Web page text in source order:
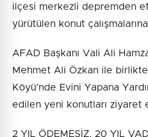
ilçesi merkezli depremden
yürütülen konut
AFAD Başkanı Vali Ali
Mehmet Ali Özkan ile birlikte
Köyü’nde Evini Yapana
edilen yeni konutları ziyaret
2 YIL ÖDEMESİZ, 20 YIL